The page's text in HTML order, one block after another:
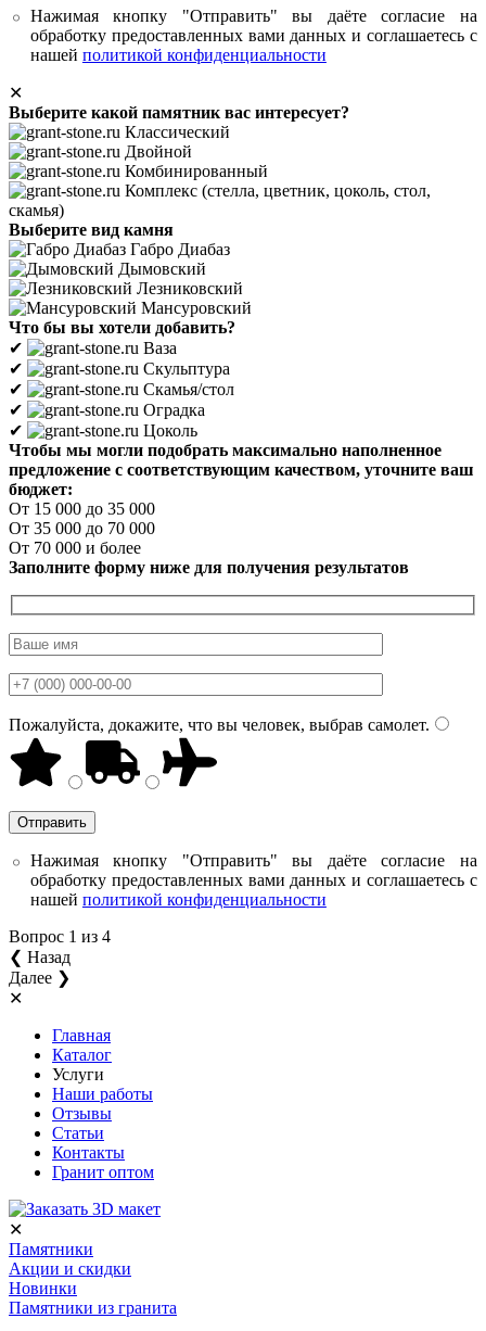
Нажимая кнопку "Отправить" вы даёте согласие на
обработку предоставленных вами данных и соглашаетесь с
нашей политикой конфиденциальности
✕
Выберите какой памятник вас интересует?
Классический
Двойной
Комбинированный
Комплекс (стелла, цветник, цоколь, стол,
скамья)
Выберите вид камня
Габро Диабаз
Дымовский
Лезниковский
Мансуровский
Что бы вы хотели добавить?
✔
Ваза
✔
Скульптура
✔
Скамья/стол
✔
Оградка
✔
Цоколь
Чтобы мы могли подобрать максимально наполненное
предложение с соответствующим качеством, уточните ваш
бюджет:
От 15 000 до 35 000
От 35 000 до 70 000
От 70 000 и более
Заполните форму ниже для получения результатов
Пожалуйста, докажите, что вы человек, выбрав самолет.
Нажимая кнопку "Отправить" вы даёте согласие на
обработку предоставленных вами данных и соглашаетесь с
нашей политикой конфиденциальности
Вопрос 1 из 4
❮ Назад
Далее ❯
✕
Главная
Каталог
Услуги
Наши работы
Отзывы
Статьи
Контакты
Гранит оптом
✕
Памятники
Акции и скидки
Новинки
Памятники из гранита